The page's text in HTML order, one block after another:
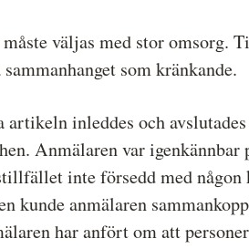
väljas med stor omsorg.
som kränkande.
artikeln inleddes och
Anmälaren var
inte försedd med någon
kunde anmälaren
har anfört om att